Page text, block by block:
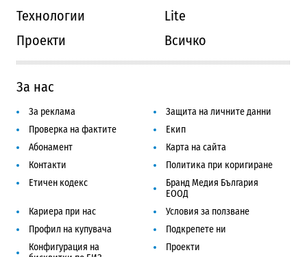
Технологии
Lite
Проекти
Всичко
За нас
За реклама
Защита на личните данни
Проверка на фактите
Екип
Абонамент
Карта на сайта
Контакти
Политика при коригиране
Етичен кодекс
Бранд Медия България
ЕООД
Кариера при нас
Условия за ползване
Профил на купувача
Подкрепете ни
Конфигурация на
Проекти